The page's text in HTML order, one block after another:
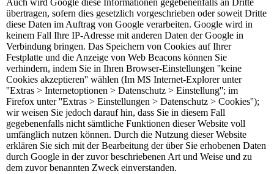
Auch wird Google diese Informationen gegebenenfalls an Dritte
übertragen, sofern dies gesetzlich vorgeschrieben oder soweit Dritte
diese Daten im Auftrag von Google verarbeiten. Google wird in
keinem Fall Ihre IP-Adresse mit anderen Daten der Google in
Verbindung bringen. Das Speichern von Cookies auf Ihrer
Festplatte und die Anzeige von Web Beacons können Sie
verhindern, indem Sie in Ihren Browser-Einstellungen ''keine
Cookies akzeptieren'' wählen (Im MS Internet-Explorer unter
''Extras > Internetoptionen > Datenschutz > Einstellung''; im
Firefox unter ''Extras > Einstellungen > Datenschutz > Cookies'');
wir weisen Sie jedoch darauf hin, dass Sie in diesem Fall
gegebenenfalls nicht sämtliche Funktionen dieser Website voll
umfänglich nutzen können. Durch die Nutzung dieser Website
erklären Sie sich mit der Bearbeitung der über Sie erhobenen Daten
durch Google in der zuvor beschriebenen Art und Weise und zu
dem zuvor benannten Zweck einverstanden.